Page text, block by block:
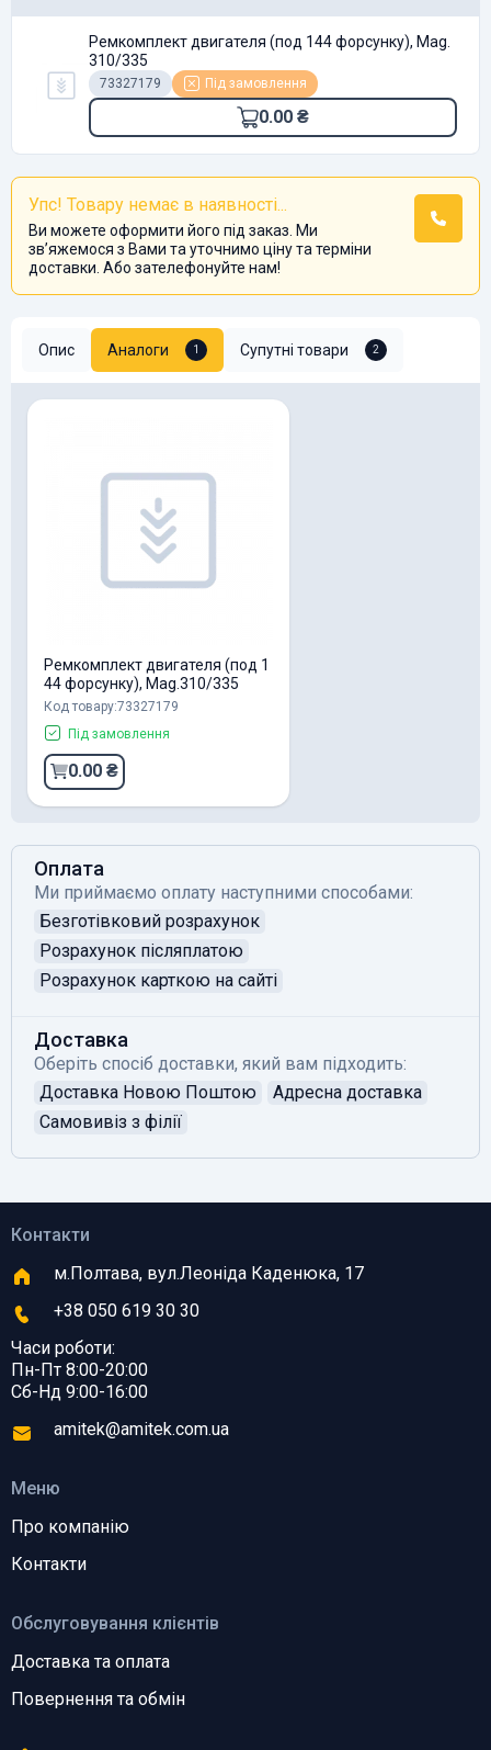
Ремкомплект двигателя (под 144 форсунку), Mag.
310/335
73327179 Під замовлення
0.00 ₴
Упс! Товару немає в наявності...
Ви можете оформити його під заказ. Ми
звʼяжемося з Вами та уточнимо ціну та терміни
доставки. Або зателефонуйте нам!
Опис Аналоги 1 Супутні товари 2
Ремкомплект двигателя (под 1
44 форсунку), Mag.310/335
Код товару:73327179
Під замовлення
0.00 ₴
Оплата
Ми приймаємо оплату наступними способами:
Безготівковий розрахунок
Розрахунок післяплатою
Розрахунок карткою на сайті
Доставка
Оберіть спосіб доставки, який вам підходить:
Доставка Новою Поштою
Адресна доставка
Самовивіз з філії
Обслуговування клієнтів
Доставка та оплата
Повернення та обмін
Меню
Про компанію
Контакти
Контакти
м.Полтава, вул.Леоніда Каденюка, 17
+38 050 619 30 30
Часи роботи:
Пн-Пт 8:00-20:00
Сб-Нд 9:00-16:00
amitek@amitek.com.ua